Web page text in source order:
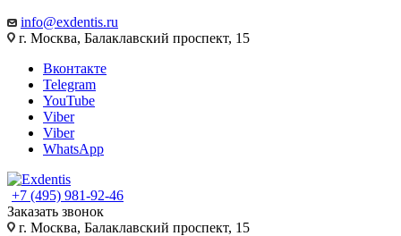
info@exdentis.ru
г. Москва, Балаклавский проспект, 15
Вконтакте
Telegram
YouTube
Viber
Viber
WhatsApp
+7 (495) 981-92-46
Заказать звонок
г. Москва, Балаклавский проспект, 15